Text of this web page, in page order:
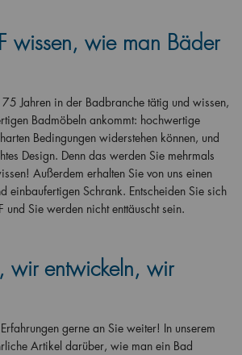
wissen, wie man Bäder
Jahren in der Badbranche tätig und wissen,
Badmöbeln ankommt: hochwertige
Bedingungen widerstehen können, und
Design. Denn das werden Sie mehrmals
Außerdem erhalten Sie von uns einen
einbaufertigen Schrank. Entscheiden Sie sich
und Sie werden nicht enttäuscht sein.
wir entwickeln, wir
gerne an Sie weiter! In unserem
Artikel darüber, wie man ein Bad